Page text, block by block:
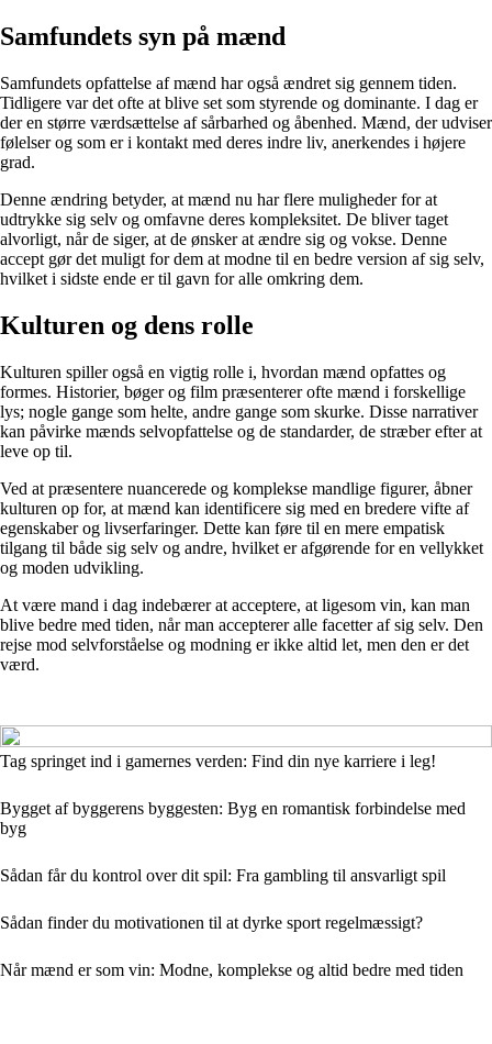
Samfundets syn på mænd
Samfundets opfattelse af mænd har også ændret sig gennem tiden.
Tidligere var det ofte at blive set som styrende og dominante. I dag er
der en større værdsættelse af sårbarhed og åbenhed. Mænd, der udviser
følelser og som er i kontakt med deres indre liv, anerkendes i højere
grad.
Denne ændring betyder, at mænd nu har flere muligheder for at
udtrykke sig selv og omfavne deres kompleksitet. De bliver taget
alvorligt, når de siger, at de ønsker at ændre sig og vokse. Denne
accept gør det muligt for dem at modne til en bedre version af sig selv,
hvilket i sidste ende er til gavn for alle omkring dem.
Kulturen og dens rolle
Kulturen spiller også en vigtig rolle i, hvordan mænd opfattes og
formes. Historier, bøger og film præsenterer ofte mænd i forskellige
lys; nogle gange som helte, andre gange som skurke. Disse narrativer
kan påvirke mænds selvopfattelse og de standarder, de stræber efter at
leve op til.
Ved at præsentere nuancerede og komplekse mandlige figurer, åbner
kulturen op for, at mænd kan identificere sig med en bredere vifte af
egenskaber og livserfaringer. Dette kan føre til en mere empatisk
tilgang til både sig selv og andre, hvilket er afgørende for en vellykket
og moden udvikling.
At være mand i dag indebærer at acceptere, at ligesom vin, kan man
blive bedre med tiden, når man accepterer alle facetter af sig selv. Den
rejse mod selvforståelse og modning er ikke altid let, men den er det
værd.
Tag springet ind i gamernes verden: Find din nye karriere i leg!
Bygget af byggerens byggesten: Byg en romantisk forbindelse med
byg
Sådan får du kontrol over dit spil: Fra gambling til ansvarligt spil
Sådan finder du motivationen til at dyrke sport regelmæssigt?
Når mænd er som vin: Modne, komplekse og altid bedre med tiden